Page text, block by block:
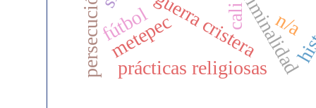
n/a
criminalidad
prácticas religiosas
guerra cristera
metepec cali
fútbol